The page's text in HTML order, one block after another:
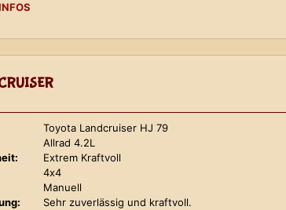
Toyota Landcruiser HJ 79
Allrad 4.2L
Extrem Kraftvoll
4x4
Manuell
Sehr zuverlässig und kraftvoll.